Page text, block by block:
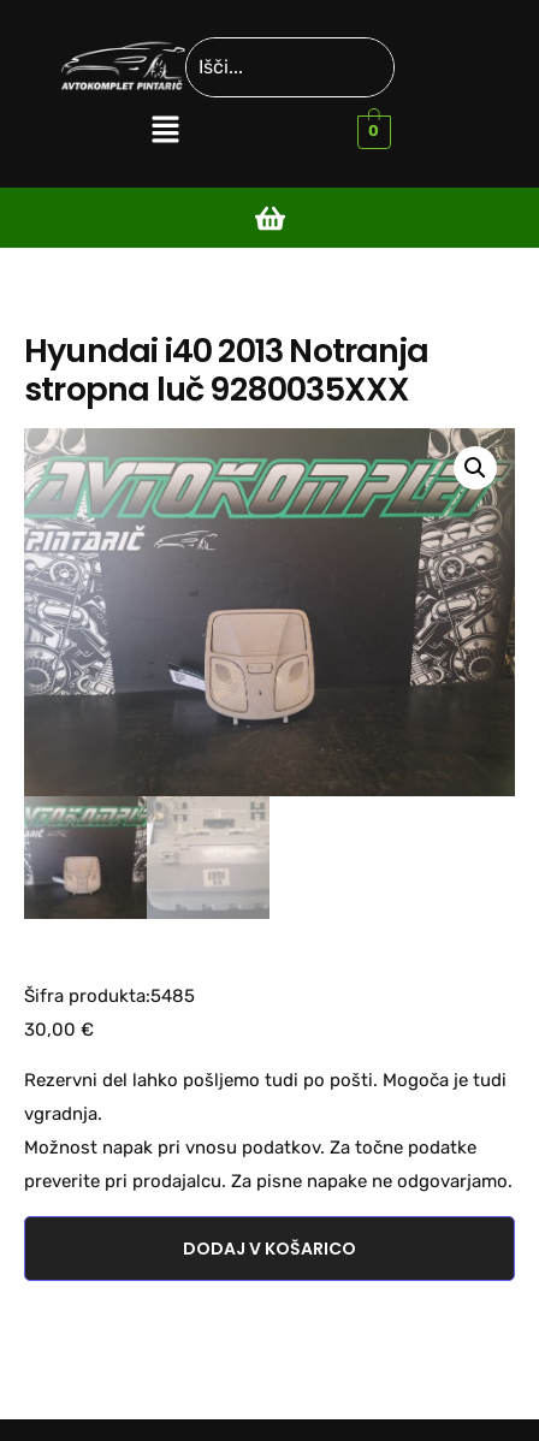
0
Hyundai i40 2013 Notranja
stropna luč 9280035XXX
Šifra produkta:5485
30,00 €
Rezervni del lahko pošljemo tudi po pošti. Mogoča je tudi
vgradnja.
Možnost napak pri vnosu podatkov. Za točne podatke
preverite pri prodajalcu. Za pisne napake ne odgovarjamo.
DODAJ V KOŠARICO